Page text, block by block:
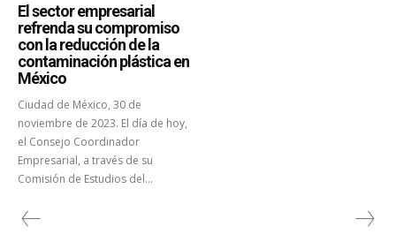
El sector empresarial
refrenda su compromiso
con la reducción de la
contaminación plástica en
México
Ciudad de México, 30 de
noviembre de 2023. El día de hoy,
el Consejo Coordinador
Empresarial, a través de su
Comisión de Estudios del...